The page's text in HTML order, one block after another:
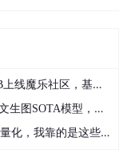
基于昇腾的部署教程来了
级渲染、高密度文本绘图
，我靠的是这些经验